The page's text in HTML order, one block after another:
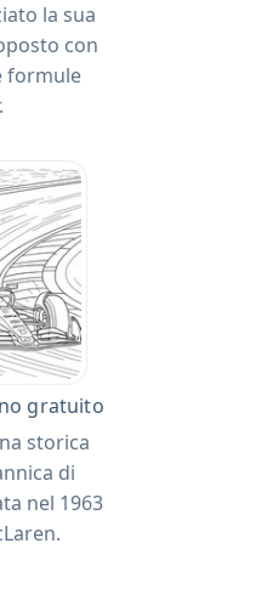
la sua
con
formule
gratuito
storica
di
nel 1963